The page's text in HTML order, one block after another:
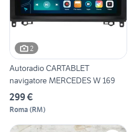
2
Autoradio CARTABLET
navigatore MERCEDES W 169
299 €
Roma (RM)